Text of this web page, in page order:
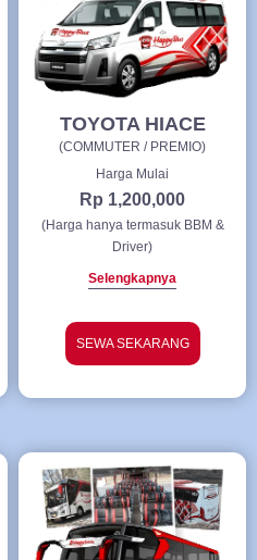
TOYOTA HIACE
(COMMUTER / PREMIO)
Harga Mulai
Rp 1,200,000
(Harga hanya termasuk BBM &
Driver)
Selengkapnya
SEWA SEKARANG